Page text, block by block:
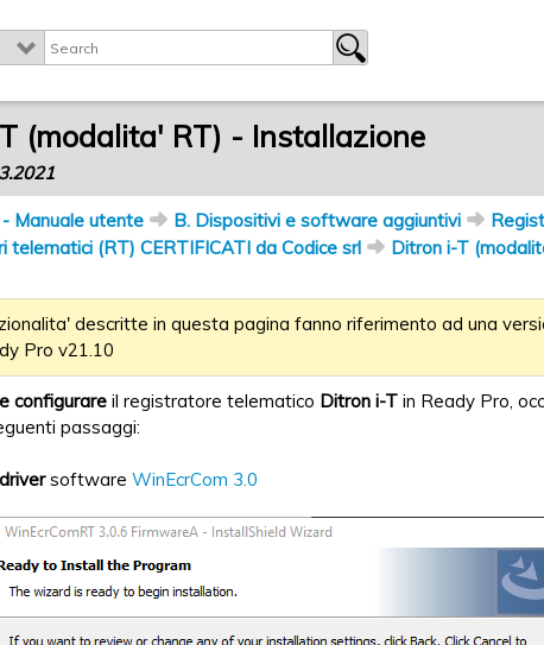
(modalita' RT) - Installazione
Manuale utente B. Dispositivi e software aggiuntivi
telematici (RT) CERTIFICATI da Codice srl
Ditron i-T
descritte in questa pagina fanno riferimento ad una
Pro v21.10
configurare il registratore telematico Ditron i-T in Ready Pro,
passaggi:
software WinEcrCom 3.0